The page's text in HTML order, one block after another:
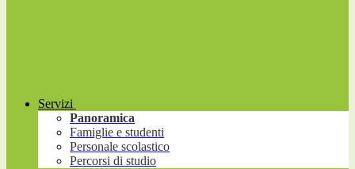
Servizi
Panoramica
Famiglie e studenti
Personale scolastico
Percorsi di studio